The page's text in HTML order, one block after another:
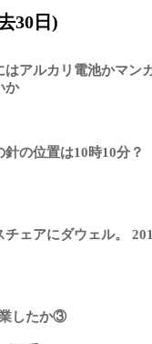
30日)
はアルカリ電池かマン
か
針の位置は10時10分？
チェアにダウェル。
したか③